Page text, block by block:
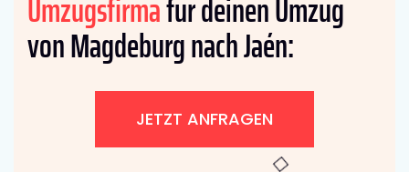
von Magdeburg nach Jaén:
JETZT ANFRAGEN